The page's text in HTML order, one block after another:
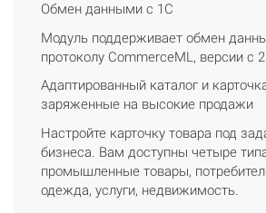
Обмен данными с 1С
Модуль поддерживает обмен
протоколу CommerceML, версии c
Адаптированный каталог и
заряженные на высокие продажи
Настройте карточку товара под
бизнеса. Вам доступны четыре
промышленные товары,
одежда, услуги, недвижимость.